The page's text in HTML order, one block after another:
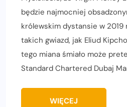
będzie najmocniej
królewskim dystansie w 2019
takich gwiazd, jak Eliud
tego miana śmiało może
Standard Chartered Dubaj
WIĘCEJ